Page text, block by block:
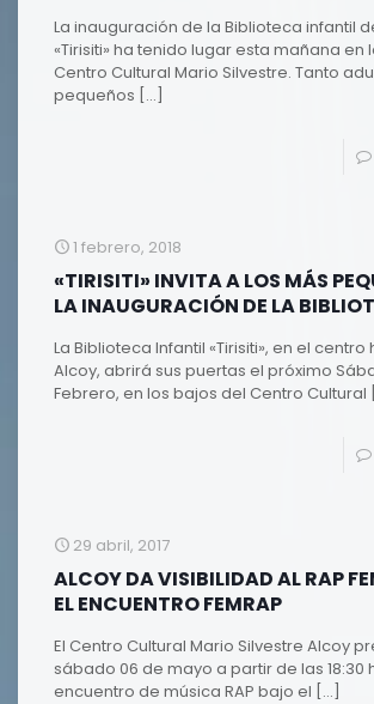
La inauguración de la Biblioteca infantil
«Tirisiti» ha tenido lugar esta mañana en
Centro Cultural Mario Silvestre. Tanto
pequeños […]
1 febrero, 2018
«TIRISITI» INVITA A LOS MÁS
LA INAUGURACIÓN DE LA
La Biblioteca Infantil «Tirisiti», en el
Alcoy, abrirá sus puertas el próximo
Febrero, en los bajos del Centro Cultural
29 abril, 2017
ALCOY DA VISIBILIDAD AL RAP
EL ENCUENTRO FEMRAP
El Centro Cultural Mario Silvestre Alcoy
sábado 06 de mayo a partir de las 18:30
encuentro de música RAP bajo el […]